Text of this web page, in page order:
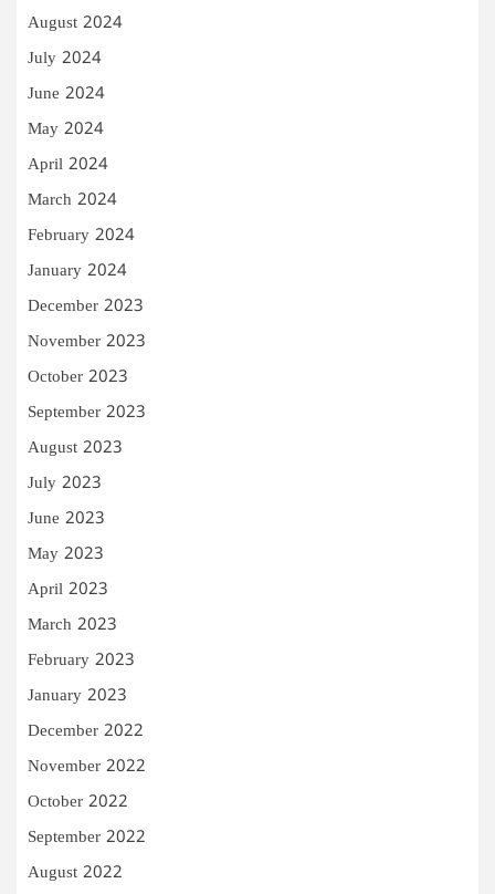
August 2024
July 2024
June 2024
May 2024
April 2024
March 2024
February 2024
January 2024
December 2023
November 2023
October 2023
September 2023
August 2023
July 2023
June 2023
May 2023
April 2023
March 2023
February 2023
January 2023
December 2022
November 2022
October 2022
September 2022
August 2022